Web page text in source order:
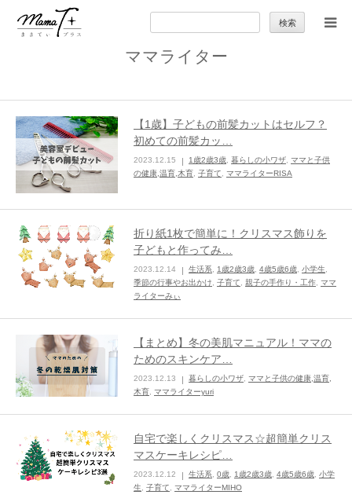
索:
ママライター
【1歳】子どもの前髪カットはセルフ？
初めての前髪カッ…
2023.12.15 1歳2歳3歳 暮らしの小ワザ ママと子供
の健康,温育,木育 子育て ママライターRISA
折り紙1枚で簡単に！クリスマス飾りを
子どもと作ってみ…
2023.12.14 生活系 1歳2歳3歳 4歳5歳6歳 小学生
季節の行事やお出かけ
子育て 親子の手作り・工作 ママ
ライターみぃ
【まとめ】冬の美肌マニュアル！ママの
ためのスキンケア…
2023.12.13 暮らしの小ワザ ママと子供の健康,温育,
木育 ママライターyuri
自宅で楽しくクリスマス☆超簡単クリス
マスケーキレシピ…
2023.12.12 生活系 0歳 1歳2歳3歳 4歳5歳6歳 小学
生
子育て ママライターMIHO
セカンドキャリア
子育て
季節の行事やお出かけ
特集
ままてぃ編集部